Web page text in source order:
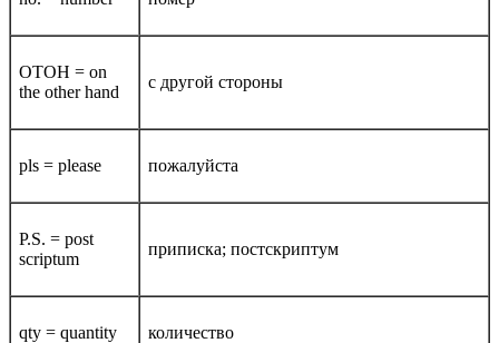
OTOH = on
the other hand
с другой стороны
pls = please пожалуйста
P.S. = post
scriptum
приписка; постскриптум
qty = quantity количество